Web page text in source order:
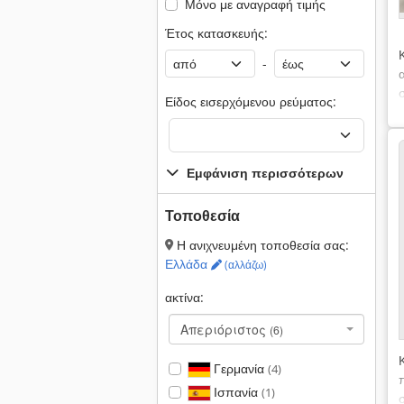
Μόνο με αναγραφή τιμής
Έτος κατασκευής:
-
Είδος εισερχόμενου ρεύματος:
Εμφάνιση περισσότερων
Τοποθεσία
Η ανιχνευμένη τοποθεσία σας:
Ελλάδα
(αλλάζω)
ακτίνα:
Απεριόριστος (6)
Γερμανία (4)
Ισπανία (1)